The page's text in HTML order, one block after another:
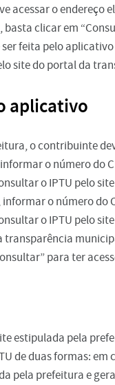
acessar o endereço
basta clicar em
feita pelo
site do portal da
aplicativo
o contribuinte
o número do
o IPTU pelo
o número do
o IPTU pelo
para ter
estipulada pela
de duas formas: em
pela prefeitura e